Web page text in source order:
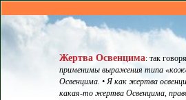
Жертва Освенцима: так
применимы выражения типа
Освенцима. • Я как жертва
какая-то жертва Освенцима,